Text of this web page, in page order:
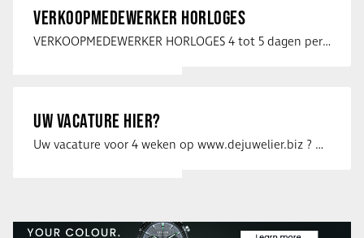
VERKOOPMEDEWERKER HORLOGES
VERKOOPMEDEWERKER HORLOGES 4 tot 5 dagen per week Heb jij een passie voor …
UW VACATURE HIER?
Uw vacature voor 4 weken op www.dejuwelier.biz ? Neem dan contact op met …